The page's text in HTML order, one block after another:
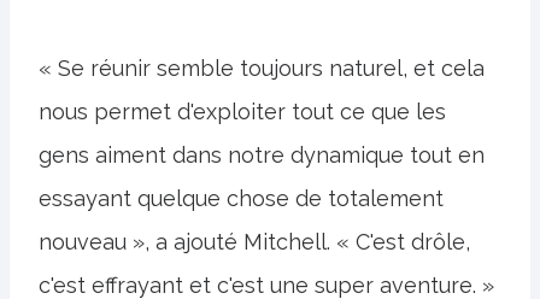
« Se réunir semble toujours naturel, et cela
nous permet d'exploiter tout ce que les
gens aiment dans notre dynamique tout en
essayant quelque chose de totalement
nouveau », a ajouté Mitchell. « C'est drôle,
c'est effrayant et c'est une super aventure. »